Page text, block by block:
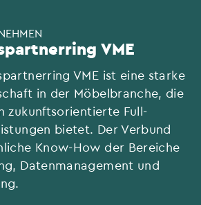
VME
VME ist eine starke
in der Möbelbranche, die
zukunftsorientierte Full-
bietet. Der Verbund
Know-How der Bereiche
Datenmanagement und